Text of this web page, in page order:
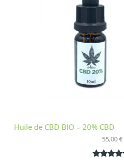
Huile de CBD BIO – 20% CBD
55,00€